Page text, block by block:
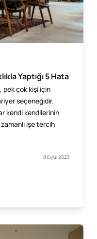
Yaptığı 5 Hata
pek çok kişi için
seçeneğidir.
kendi kendilerinin
işe tercih
8 Eylül 2023